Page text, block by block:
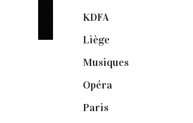
KDFA(3)
Liège(9)
Musiques(1)
Opéra(56)
Paris(14)